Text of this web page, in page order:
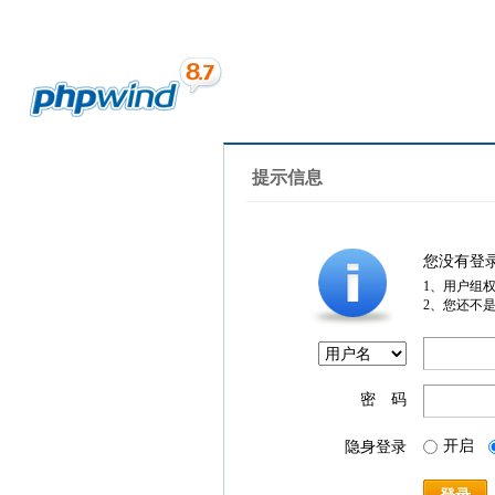
提示信息
您没有登
1、用户组
2、您还不
密 码
隐身登录 开启